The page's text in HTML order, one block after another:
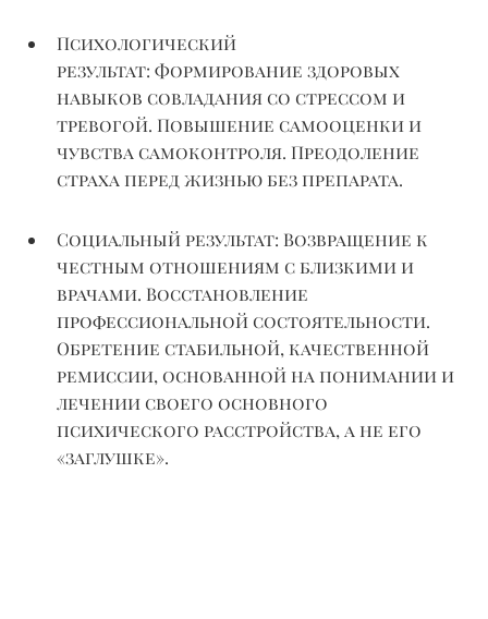
Психологический
результат: Формирование здоровых
навыков совладания со стрессом и
тревогой. Повышение самооценки и
чувства самоконтроля. Преодоление
страха перед жизнью без препарата.
Социальный результат: Возвращение к
честным отношениям с близкими и
врачами. Восстановление
профессиональной состоятельности.
Обретение стабильной, качественной
ремиссии, основанной на понимании и
лечении своего основного
психического расстройства, а не его
«заглушке».